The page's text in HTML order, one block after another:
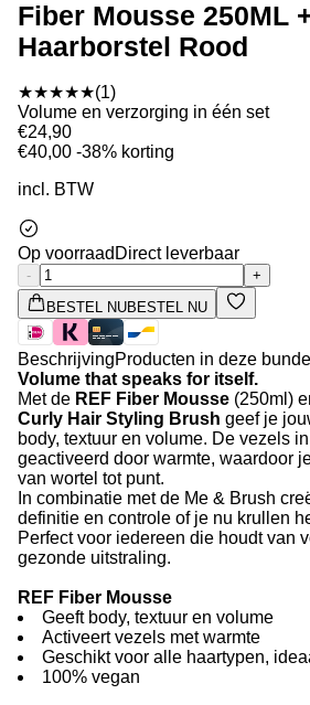
Fiber Mousse 250ML
Haarborstel Rood
★★★★★(1)
Volume en verzorging in één set
€24,90
€40,00 -38% korting
incl. BTW
Op voorraad Direct leverbaar
-
+
BESTEL NUBESTEL NU
BeschrijvingProducten in deze bundel
Volume that speaks for itself.
Met de REF Fiber Mousse (250ml)
Curly Hair Styling Brush geef je
body, textuur en volume. De vezels
geactiveerd door warmte, waardoor
van wortel tot punt.
In combinatie met de Me & Brush
definitie en controle of je nu krullen
Perfect voor iedereen die houdt van
gezonde uitstraling.
REF Fiber Mousse
Geeft body, textuur en volume
Activeert vezels met warmte
Geschikt voor alle haartypen,
100% vegan